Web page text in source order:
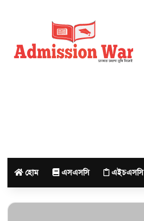
হোম এসএসসি এইচএসসি